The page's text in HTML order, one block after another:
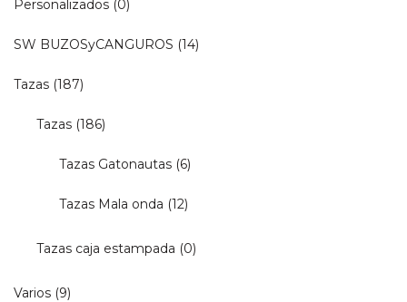
Personalizados (0)
SW BUZOSyCANGUROS (14)
Tazas (187)
Tazas (186)
Tazas Gatonautas (6)
Tazas Mala onda (12)
Tazas caja estampada (0)
Varios (9)